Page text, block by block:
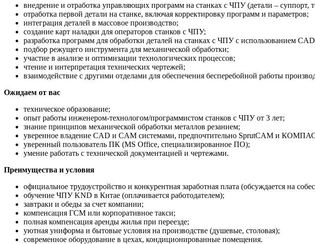
внедрение и отработка управляющих программ на станках с ЧПУ (детали –
отработка первой детали на станке, включая корректировку программ и параметров;
интеграция деталей в массовое производство;
создание карт наладки для операторов станков с ЧПУ;
разработка программ для обработки деталей на станках с ЧПУ с
подбор режущего инструмента для механической обработки;
участие в анализе и оптимизации технологических процессов;
чтение и интерпретация технических чертежей;
взаимодействие с другими отделами для обеспечения бесперебойной работы
Ожидаем от вас
техническое образование;
опыт работы инженером-технологом/программистом станков с ЧПУ от 3 лет;
знание принципов механической обработки металлов резанием;
уверенное владение CAD и CAM системами, предпочтительно SprutCAM и
уверенный пользователь ПК (MS Office, специализированное ПО);
умение работать с технической документацией и чертежами.
Преимущества и условия
официальное трудоустройство и конкурентная заработная плата (обсуждается на
обучение ЧПУ KND в Китае (оплачивается работодателем);
завтраки и обеды за счет компании;
компенсация ГСМ или корпоративное такси;
полная компенсация аренды жилья при переезде;
уютная униформа и бытовые условия на производстве (душевые, столовая);
современное оборудование в цехах, кондиционированные помещения.